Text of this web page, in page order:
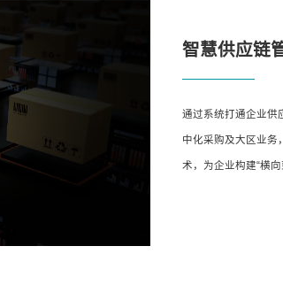
智慧供应链
通过系统打通企业供
中化采购及大区业务
术，为企业构建“横